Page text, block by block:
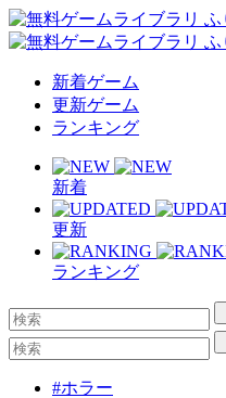
新着ゲーム
更新ゲーム
ランキング
新着
更新
ランキング
#ホラー